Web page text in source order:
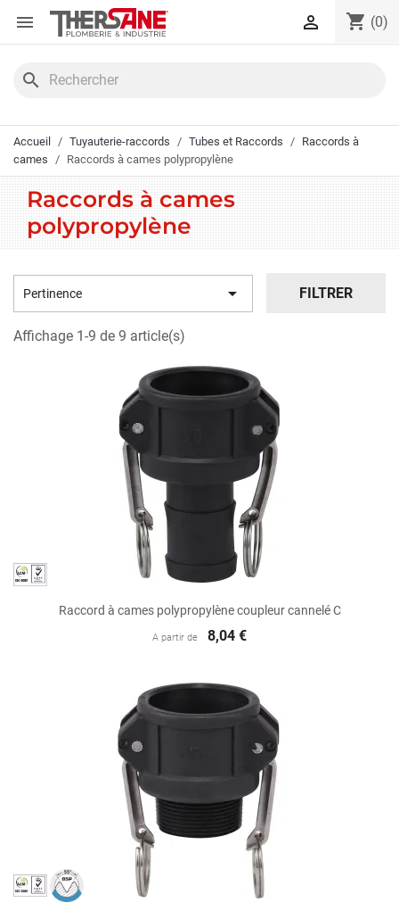
Panneau de gestion des cookies
 shopping_cart (0)

search
Accueil Tuyauterie-raccords Tubes et Raccords
Raccords à
cames
Raccords à cames polypropylène
Raccords à cames
polypropylène
Pertinence  FILTRER
Affichage 1-9 de 9 article(s)
Raccord à cames polypropylène coupleur cannelé C
A partir de 8,04 €